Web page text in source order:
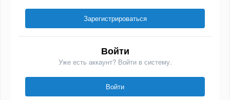
Зарегистрироваться
Войти
Уже есть аккаунт? Войти в систему.
Войти